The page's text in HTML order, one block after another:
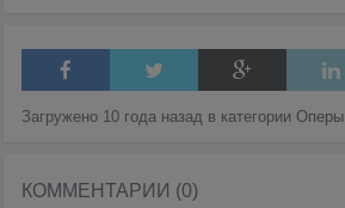
Загружено 10 года назад в категорииОперы
КОММЕНТАРИИ (0)